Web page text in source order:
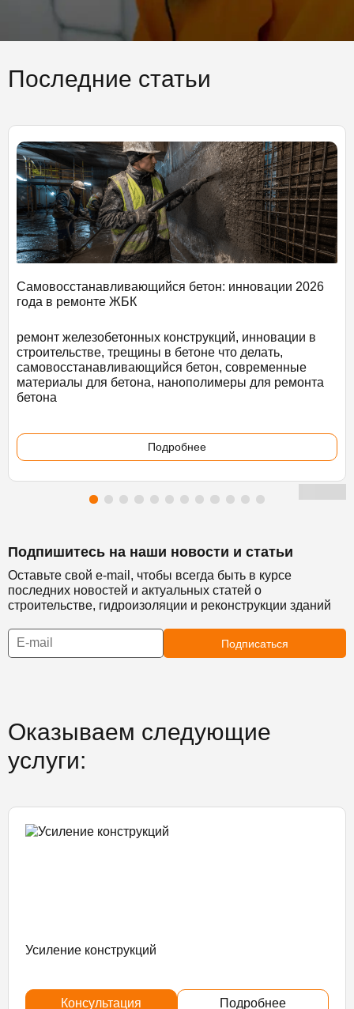
Последние статьи
Самовосстанавливающийся бетон: инновации 2026
года в ремонте ЖБК
ремонт железобетонных конструкций, инновации в
строительстве, трещины в бетоне что делать,
самовосстанавливающийся бетон, современные
материалы для бетона, нанополимеры для ремонта
бетона
Подробнее
Подпишитесь на наши новости и статьи
Оставьте свой e-mail, чтобы всегда быть в курсе
последних новостей и актуальных статей о
строительстве, гидроизоляции и реконструкции зданий
Подписаться
Оказываем следующие
услуги:
Усиление конструкций
Консультация Подробнее